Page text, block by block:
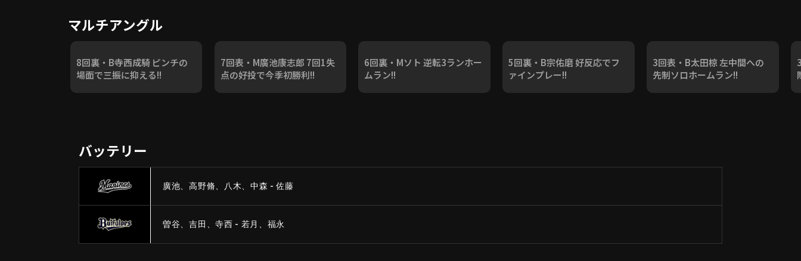
マルチアングル
8回裏・B寺西成騎 ピンチの
場面で三振に抑える!!
7回表・M廣池康志郎 7回1失
点の好投で今季初勝利!!
6回裏・Mソト 逆転3ランホー
ムラン!!
5回裏・B宗佑磨 好反応でフ
ァインプレー!!
3回表・B太田椋 左中間への
先制ソロホームラン!!
バッテリー
廣池、高野脩、八木、中森 - 佐藤
曽谷、吉田、寺西 - 若月、福永